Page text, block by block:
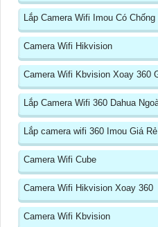
Lắp Camera Wifi Imou Có Chống
Camera Wifi Hikvision
Camera Wifi Kbvision Xoay 360
Lắp Camera Wifi 360 Dahua
Lắp camera wifi 360 Imou Giá Rẻ
Camera Wifi Cube
Camera Wifi Hikvision Xoay 360
Camera Wifi Kbvision